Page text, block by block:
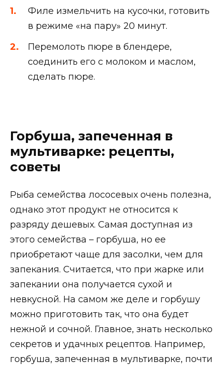
Филе измельчить на кусочки, готовить
в режиме «на пару» 20 минут.
Перемолоть пюре в блендере,
соединить его с молоком и маслом,
сделать пюре.
Горбуша, запеченная в
мультиварке: рецепты,
советы
Рыба семейства лососевых очень полезна,
однако этот продукт не относится к
разряду дешевых. Самая доступная из
этого семейства – горбуша, но ее
приобретают чаще для засолки, чем для
запекания. Считается, что при жарке или
запекании она получается сухой и
невкусной. На самом же деле и горбушу
можно приготовить так, что она будет
нежной и сочной. Главное, знать несколько
секретов и удачных рецептов. Например,
горбуша, запеченная в мультиварке, почти